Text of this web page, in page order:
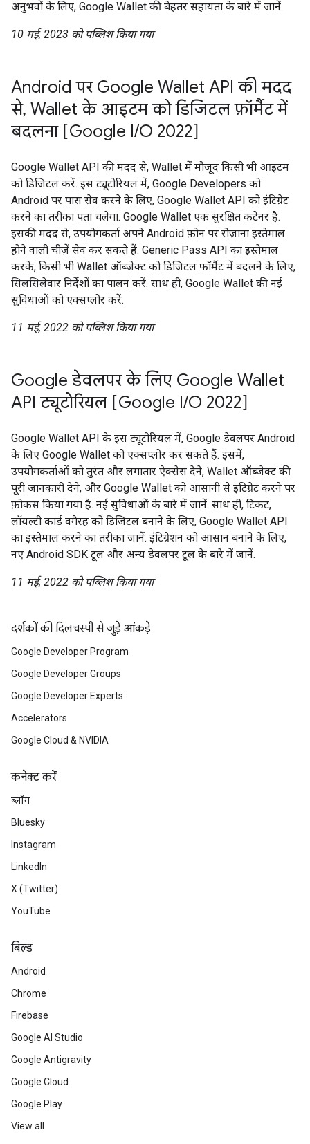
अनुभवों के लिए, Google Wallet की बेहतर सहायता के बारे में जानें.
10 मई, 2023 को पब्लिश किया गया
Android पर Google Wallet API की मदद
से, Wallet के आइटम को डिजिटल फ़ॉर्मैट में
बदलना [Google I/O 2022]
Google Wallet API की मदद से, Wallet में मौजूद किसी भी आइटम
को डिजिटल करें. इस ट्यूटोरियल में, Google Developers को
Android पर पास सेव करने के लिए, Google Wallet API को इंटिग्रेट
करने का तरीका पता चलेगा. Google Wallet एक सुरक्षित कंटेनर है.
इसकी मदद से, उपयोगकर्ता अपने Android फ़ोन पर रोज़ाना इस्तेमाल
होने वाली चीज़ें सेव कर सकते हैं. Generic Pass API का इस्तेमाल
करके, किसी भी Wallet ऑब्जेक्ट को डिजिटल फ़ॉर्मैट में बदलने के लिए,
सिलसिलेवार निर्देशों का पालन करें. साथ ही, Google Wallet की नई
सुविधाओं को एक्सप्लोर करें.
11 मई, 2022 को पब्लिश किया गया
Google डेवलपर के लिए Google Wallet
API ट्यूटोरियल [Google I/O 2022]
Google Wallet API के इस ट्यूटोरियल में, Google डेवलपर Android
के लिए Google Wallet को एक्सप्लोर कर सकते हैं. इसमें,
उपयोगकर्ताओं को तुरंत और लगातार ऐक्सेस देने, Wallet ऑब्जेक्ट की
पूरी जानकारी देने, और Google Wallet को आसानी से इंटिग्रेट करने पर
फ़ोकस किया गया है. नई सुविधाओं के बारे में जानें. साथ ही, टिकट,
लॉयल्टी कार्ड वगैरह को डिजिटल बनाने के लिए, Google Wallet API
का इस्तेमाल करने का तरीका जानें. इंटिग्रेशन को आसान बनाने के लिए,
नए Android SDK टूल और अन्य डेवलपर टूल के बारे में जानें.
11 मई, 2022 को पब्लिश किया गया
दर्शकों की दिलचस्पी से जुड़े आंकड़े
Google Developer Program
Google Developer Groups
Google Developer Experts
Accelerators
Google Cloud & NVIDIA
कनेक्ट करें
ब्लॉग
Bluesky
Instagram
LinkedIn
X (Twitter)
YouTube
बिल्ड
Android
Chrome
Firebase
Google AI Studio
Google Antigravity
Google Cloud
Google Play
View all